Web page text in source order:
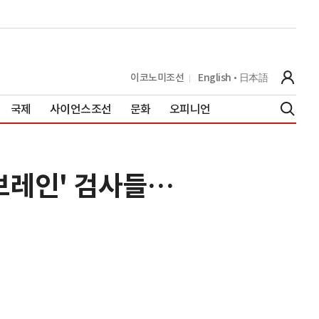
이코노미조선 English 日本語
국제 사이언스조선 문화 오피니언
레인' 검사들…